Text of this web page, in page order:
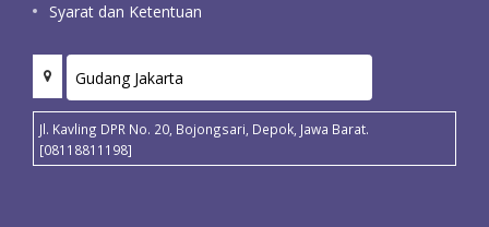
Syarat dan Ketentuan
Jl. Kavling DPR No. 20, Bojongsari, Depok, Jawa Barat.
[08118811198]